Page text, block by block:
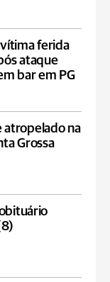
ferida
ataque
bar em PG
atropelado na
Grossa